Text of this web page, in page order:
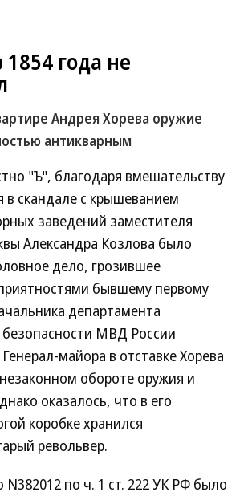
1854 года не
Андрея Хорева оружие
антикварным
"Ъ", благодаря вмешательству
в скандале с крышеванием
заведений заместителя
Александра Козлова было
дело, грозившее
бывшему первому
департамента
МВД России
майора в отставке Хорева
обороте оружия и
оказалось, что в его
коробке хранился
револьвер.
N382012 по ч. 1 ст. 222 УК РФ было